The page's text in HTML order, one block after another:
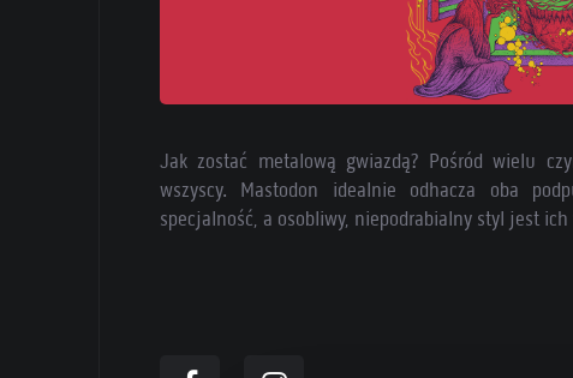
Jak zostać metalową gwiazdą? Pośród wielu
wszyscy. Mastodon idealnie odhacza oba
specjalność, a osobliwy, niepodrabialny styl jest